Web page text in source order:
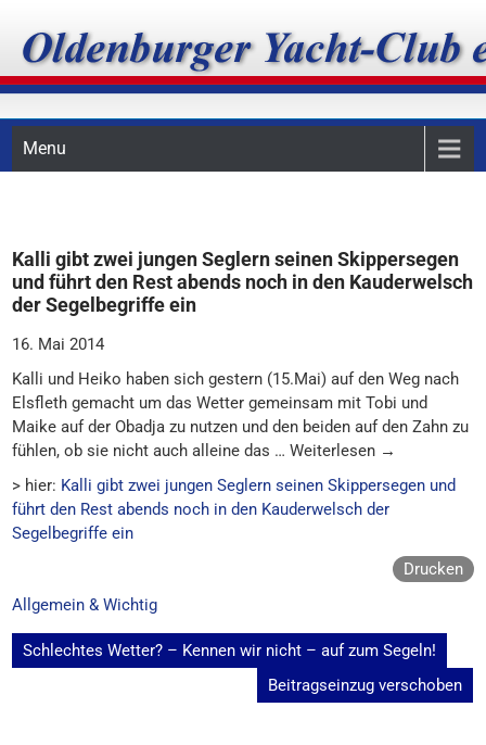
content
Oldenburger Yacht-Club
e.V.
Menu
Kalli gibt zwei jungen Seglern seinen Skippersegen
und führt den Rest abends noch in den Kauderwelsch
der Segelbegriffe ein
16. Mai 2014
Kalli und Heiko haben sich gestern (15.Mai) auf den Weg nach
Elsfleth gemacht um das Wetter gemeinsam mit Tobi und
Maike auf der Obadja zu nutzen und den beiden auf den Zahn zu
fühlen, ob sie nicht auch alleine das … Weiterlesen →
> hier: Kalli gibt zwei jungen Seglern seinen Skippersegen und
führt den Rest abends noch in den Kauderwelsch der
Segelbegriffe ein
Drucken
Allgemein & Wichtig
Beitragsnavigation
Schlechtes Wetter? – Kennen wir nicht – auf zum Segeln!
Beitragseinzug verschoben